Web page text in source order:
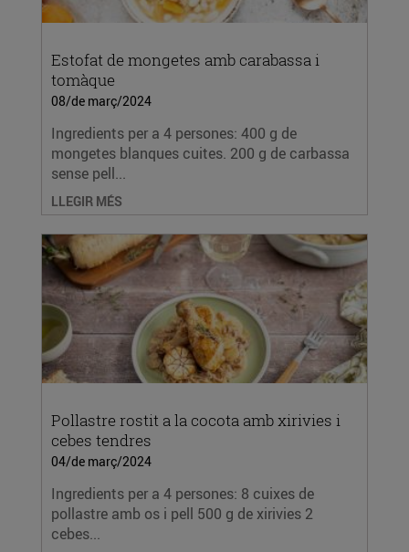
Estofat de mongetes amb carabassa i
tomàque
08/de març/2024
Ingredients per a 4 persones: 400 g de
mongetes blanques cuites. 200 g de carbassa
sense pell...
LLEGIR MÉS
Pollastre rostit a la cocota amb xirivies i
cebes tendres
04/de març/2024
Ingredients per a 4 persones: 8 cuixes de
pollastre amb os i pell 500 g de xirivies 2
cebes...